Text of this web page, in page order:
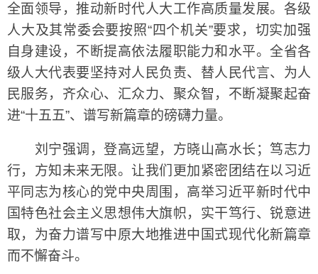
全面领导，推动新时代人大工作高质量发展。各级
人大及其常委会要按照“四个机关”要求，切实加强
自身建设，不断提高依法履职能力和水平。全省各
级人大代表要坚持对人民负责、替人民代言、为人
民服务，齐众心、汇众力、聚众智，不断凝聚起奋
进“十五五”、谱写新篇章的磅礴力量。
刘宁强调，登高远望，方晓山高水长；笃志力
行，方知未来无限。让我们更加紧密团结在以习近
平同志为核心的党中央周围，高举习近平新时代中
国特色社会主义思想伟大旗帜，实干笃行、锐意进
取，为奋力谱写中原大地推进中国式现代化新篇章
而不懈奋斗。